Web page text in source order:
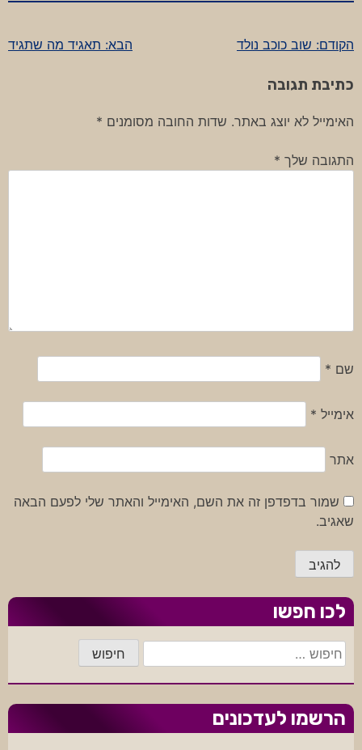
ניווט
הקודם: שוב כוכב נולד הבא: תאגיד מה שתגיד
כתיבת תגובה
האימייל לא יוצג באתר. שדות החובה מסומנים *
התגובה שלך *
שם *
אימייל *
אתר
שמור בדפדפן זה את השם, האימייל והאתר שלי לפעם הבאה
שאגיב.
לכו חפשו
חיפוש:
הרשמו לעדכונים